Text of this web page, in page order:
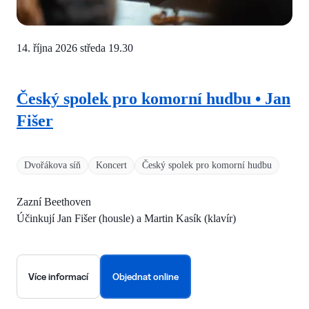
Dvořákova síň Koncert Český spolek pro komorní hudbu
Český spolek pro komorní hudbu • Jan
Fišer
Zazní Beethoven
Účinkují Jan Fišer (housle) a Martin Kasík (klavír)
14. října 2026 středa 19.30
Více informací Objednat online